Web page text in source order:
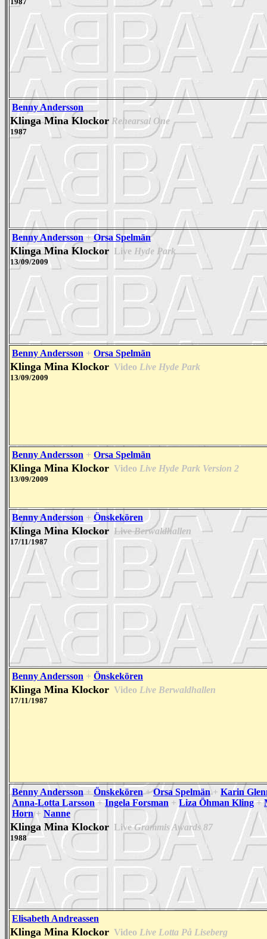
Benny Andersson
Klinga Mina Klockor Rehearsal One
1987
Benny Andersson +Orsa Spelmän
Klinga Mina Klockor Live Hyde Park
13/09/2009
Benny Andersson + Orsa Spelmän
Klinga Mina Klockor Video Live Hyde Park
13/09/2009
Benny Andersson + Orsa Spelmän
Klinga Mina Klockor Video Live Hyde Park Version 2
13/09/2009
Benny Andersson + Önskekören
Klinga Mina Klockor Live Berwaldhallen
17/11/1987
Benny Andersson + Önskekören
Klinga Mina Klockor Video Live Berwaldhallen
17/11/1987
Benny Andersson+Önskekören+Orsa Spelmän+ Karin
Anna-Lotta Larsson +Ingela Forsman + Liza Öhman Kling+
Horn+ Nanne
Klinga Mina Klockor Live Grammis Awards 87
1988
Elisabeth Andreassen
Klinga Mina Klockor Video Live Lotta På Liseberg